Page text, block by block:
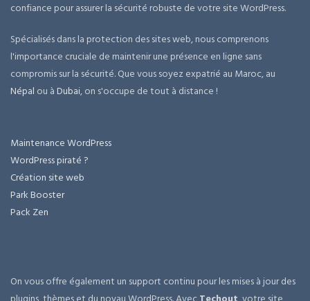
confiance pour assurer la sécurité robuste de votre site WordPress.
Spécialisés dans la protection des sites web, nous comprenons
l'importance cruciale de maintenir une présence en ligne sans
compromis sur la sécurité. Que vous soyez expatrié au Maroc, au
Népal ou àDubai, on s'occupe de tout à distance !
Maintenance WordPress
WordPress piraté ?
Création site web
Park Booster
Pack Zen
On vous offre également un support continu pour les mises à jour des